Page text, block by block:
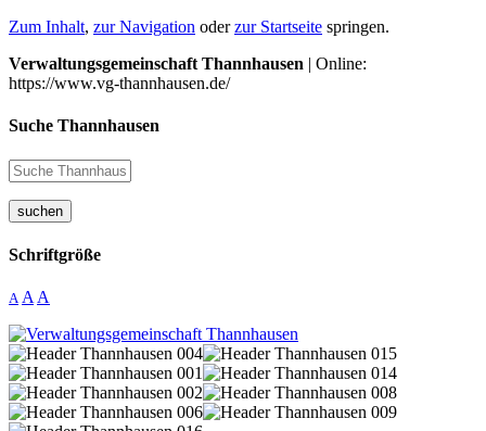
Zum Inhalt, zur Navigation oderzur Startseite springen.
Verwaltungsgemeinschaft Thannhausen | Online:
https://www.vg-thannhausen.de/
Suche Thannhausen
suchen
Schriftgröße
A A A